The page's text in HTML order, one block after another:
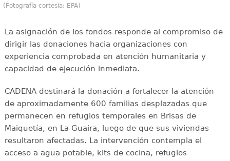
(Fotografía cortesía: EPA)
La asignación de los fondos responde al compromiso de
dirigir las donaciones hacia organizaciones con
experiencia comprobada en atención humanitaria y
capacidad de ejecución inmediata.
CADENA destinará la donación a fortalecer la atención
de aproximadamente 600 familias desplazadas que
permanecen en refugios temporales en Brisas de
Maiquetía, en La Guaira, luego de que sus viviendas
resultaron afectadas. La intervención contempla el
acceso a agua potable, kits de cocina, refugios